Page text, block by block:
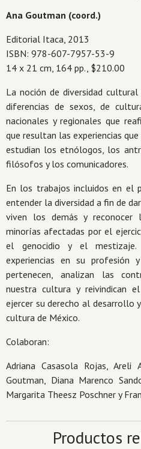
Ana Goutman (coord.)
Editorial Itaca, 2013
ISBN: 978-607-7957-53-9
14 x 21 cm, 164 pp., $210.00
La noción de diversidad
diferencias de sexos, de
nacionales y regionales que
que resultan las experiencias
estudian los etnólogos, los
filósofos y los comunicadores.
En los trabajos incluidos en el
entender la diversidad a fin de
viven los demás y reconocer
minorías afectadas por el
el genocidio y el
experiencias en su
pertenecen, analizan las
nuestra cultura y reivindican
ejercer su derecho al desarrollo
cultura de México.
Colaboran:
Adriana Casasola Rojas, Areli
Goutman, Diana Marenco
Margarita Theesz Poschner y
Productos